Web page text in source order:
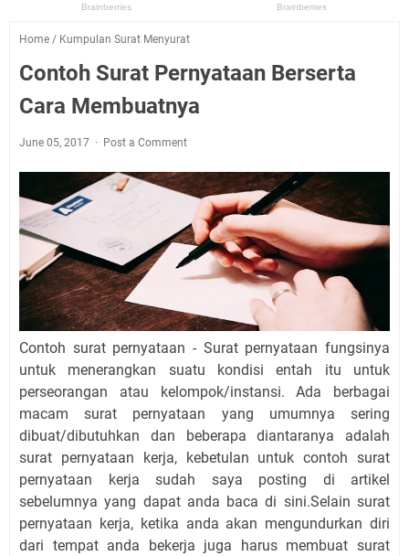
Home / Kumpulan Surat Menyurat
Contoh Surat Pernyataan Berserta
Cara Membuatnya
June 05, 2017 Post a Comment
Contoh surat pernyataan - Surat pernyataan fungsinya
untuk menerangkan suatu kondisi entah itu untuk
perseorangan atau kelompok/instansi. Ada berbagai
macam surat pernyataan yang umumnya sering
dibuat/dibutuhkan dan beberapa diantaranya adalah
surat pernyataan kerja, kebetulan untuk contoh surat
pernyataan kerja sudah saya posting di artikel
sebelumnya yang dapat anda baca di sini.Selain surat
pernyataan kerja, ketika anda akan mengundurkan diri
dari tempat anda bekerja juga harus membuat surat